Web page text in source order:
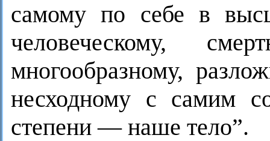
самому по себе в
человеческому,
многообразному,
несходному с самим
степени — наше тело”.